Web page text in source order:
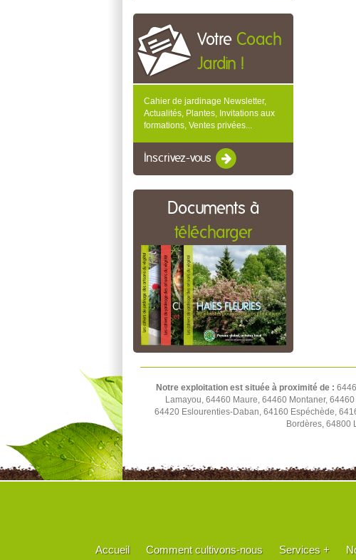
Votre Coach
Jardin !
Cahier de jardinage Newsletter,
Actualités, Plantes, Invitations aux
formations, Ventes privées...
Inscrivez-vous
Documents à
télécharger
Notre exploitation est située à proximité de :
Lamayou, 64460 Maure, 64460 Montaner,
64420 Eslourenties-Daban, 64160 Espéchède,
Bordères, 64800
Accueil Comment cultivons-nous Services +